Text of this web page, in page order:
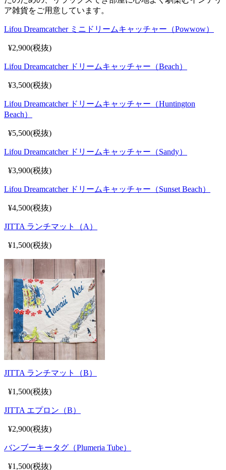
ア雑貨をご用意しています。
Lifou Dreamcatcher ミニドリームキャッチャー（Powwow）
¥2,900(税抜)
Lifou Dreamcatcher ドリームキャッチャー（Beach）
¥3,500(税抜)
Lifou Dreamcatcher ドリームキャッチャー（Huntington
Beach）
¥5,500(税抜)
Lifou Dreamcatcher ドリームキャッチャー（Sandy）
¥3,900(税抜)
Lifou Dreamcatcher ドリームキャッチャー（Sunset Beach）
¥4,500(税抜)
JITTA ランチマット（A）
¥1,500(税抜)
JITTA ランチマット（B）
¥1,500(税抜)
JITTA エプロン（B）
¥2,900(税抜)
バンブーキータグ（Plumeria Tube）
¥1,500(税抜)